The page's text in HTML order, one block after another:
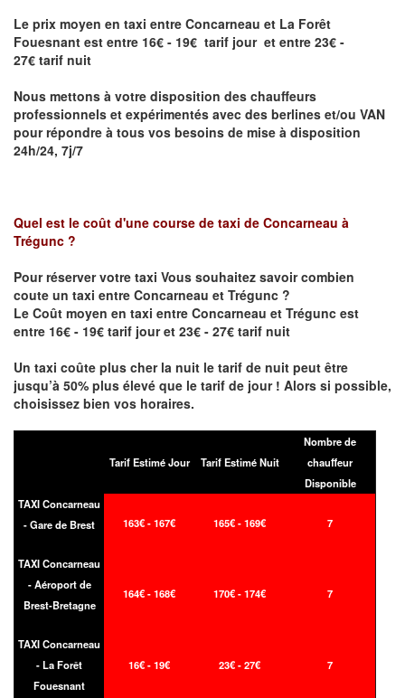
Le prix moyen en taxi entre Concarneau et La Forêt
Fouesnant est entre 16€ - 19€ tarif jour et entre 23€ -
27€ tarif nuit
Nous mettons à votre disposition des chauffeurs
professionnels et expérimentés avec des berlines et/ou VAN
pour répondre à tous vos besoins de mise à disposition
24h/24, 7j/7
Quel est le coût d'une course de taxi de Concarneau à
Trégunc ?
Pour réserver votre taxi Vous souhaitez savoircombien
coute un taxi entre Concarneau et Trégunc ?
Le Coût moyen en taxi entre Concarneau et Trégunc est
entre 16€ - 19€ tarif jour et 23€ - 27€ tarif nuit
Un taxi coûte plus cher la nuit le tarif de nuit peut être
jusqu’à 50% plus élevé que le tarif de jour ! Alors si possible,
choisissez bien vos horaires.
Tarif Estimé Jour Tarif Estimé Nuit
Nombre de
chauffeur
Disponible
TAXI Concarneau
- Gare de Brest
163€ - 167€ 165€ - 169€ 7
TAXI Concarneau
- Aéroport de
Brest-Bretagne
164€ - 168€ 170€ - 174€ 7
TAXI Concarneau
- La Forêt
Fouesnant
16€ - 19€ 23€ - 27€ 7